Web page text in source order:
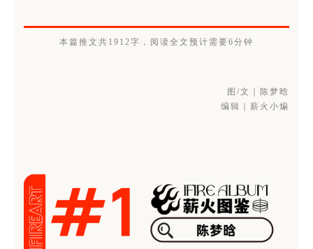
本篇推文共1912字，阅读全文预计需要6分钟
图/文｜陈梦晗
编辑｜薪火小煸